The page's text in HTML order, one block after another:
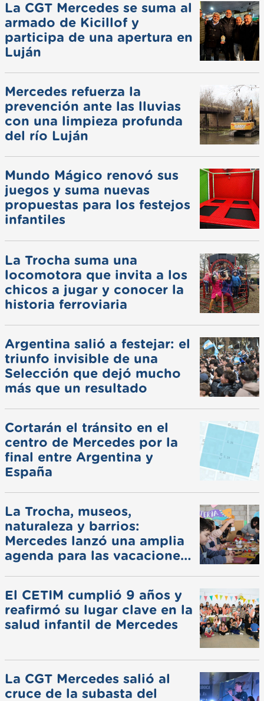
La CGT Mercedes se suma al
armado de Kicillof y
participa de una apertura en
Luján
Mercedes refuerza la
prevención ante las lluvias
con una limpieza profunda
del río Luján
Mundo Mágico renovó sus
juegos y suma nuevas
propuestas para los festejos
infantiles
La Trocha suma una
locomotora que invita a los
chicos a jugar y conocer la
historia ferroviaria
Argentina salió a festejar: el
triunfo invisible de una
Selección que dejó mucho
más que un resultado
Cortarán el tránsito en el
centro de Mercedes por la
final entre Argentina y
España
La Trocha, museos,
naturaleza y barrios:
Mercedes lanzó una amplia
agenda para las vacaciones
El CETIM cumplió 9 años y
reafirmó su lugar clave en la
salud infantil de Mercedes
La CGT Mercedes salió al
cruce de la subasta del